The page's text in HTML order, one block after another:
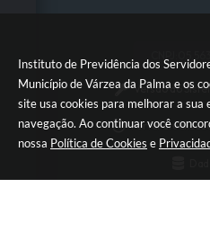
Instituto de Previdência dos
Município de Várzea da Palma e os
site usa cookies para melhorar a sua
navegação. Ao continuar você
nossa Política de Cookies e
Versão do
Portal